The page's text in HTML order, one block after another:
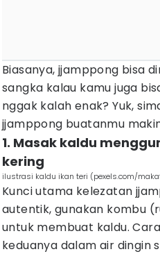
Biasanya, jjamppong bisa
sangka kalau kamu juga
nggak kalah enak? Yuk,
jjamppong buatanmu
1. Masak kaldu
kering
ilustrasi kaldu ikan teri (pexels.com/
Kunci utama kelezatan
autentik, gunakan kombu
untuk membuat kaldu.
keduanya dalam air dingin